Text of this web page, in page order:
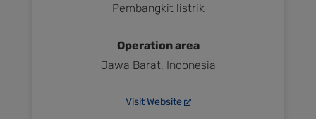
Pembangkit listrik
Operation area
Jawa Barat, Indonesia
Visit Website